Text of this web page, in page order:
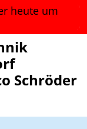
heute um
Schröder